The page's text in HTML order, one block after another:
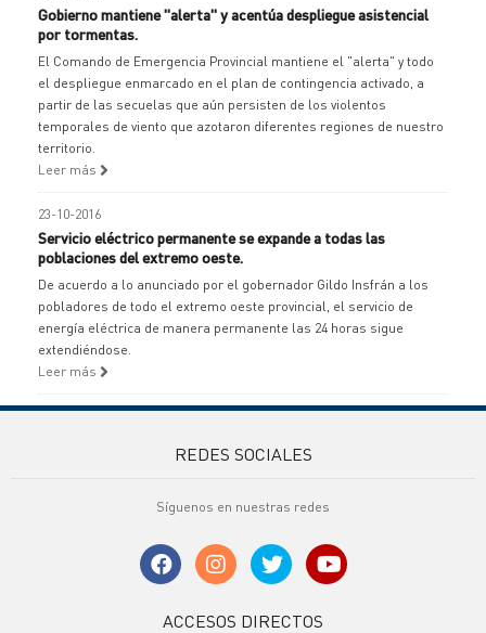
Gobierno mantiene "alerta" y acentúa despliegue asistencial
por tormentas.
El Comando de Emergencia Provincial mantiene el "alerta" y todo
el despliegue enmarcado en el plan de contingencia activado, a
partir de las secuelas que aún persisten de los violentos
temporales de viento que azotaron diferentes regiones de nuestro
territorio.
Leer más
23-10-2016
Servicio eléctrico permanente se expande a todas las
poblaciones del extremo oeste.
De acuerdo a lo anunciado por el gobernador Gildo Insfrán a los
pobladores de todo el extremo oeste provincial, el servicio de
energía eléctrica de manera permanente las 24 horas sigue
extendiéndose.
Leer más
REDES SOCIALES
Síguenos en nuestras redes
ACCESOS DIRECTOS